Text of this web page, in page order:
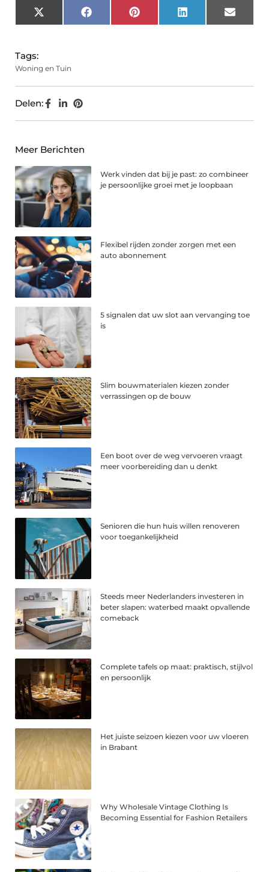
X
(Twitter)
FacebookPinterest LinkedIn Email
Tags:
Woning en Tuin
Delen:
Meer Berichten
Werk vinden dat bij je past: zo combineer
je persoonlijke groei met je loopbaan
Flexibel rijden zonder zorgen met een
auto abonnement
5 signalen dat uw slot aan vervanging toe
is
Slim bouwmaterialen kiezen zonder
verrassingen op de bouw
Een boot over de weg vervoeren vraagt
meer voorbereiding dan u denkt
Senioren die hun huis willen renoveren
voor toegankelijkheid
Steeds meer Nederlanders investeren in
beter slapen: waterbed maakt opvallende
comeback
Complete tafels op maat: praktisch, stijlvol
en persoonlijk
Het juiste seizoen kiezen voor uw vloeren
in Brabant
Why Wholesale Vintage Clothing Is
Becoming Essential for Fashion Retailers